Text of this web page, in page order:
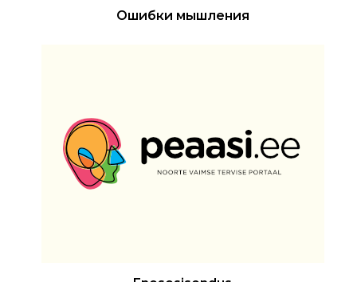
Ошибки мышления